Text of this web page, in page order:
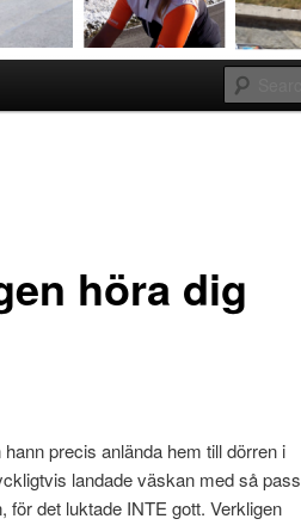
höra dig
precis anlända hem till dörren i
landade väskan med så pass
för det luktade INTE gott. Verkligen